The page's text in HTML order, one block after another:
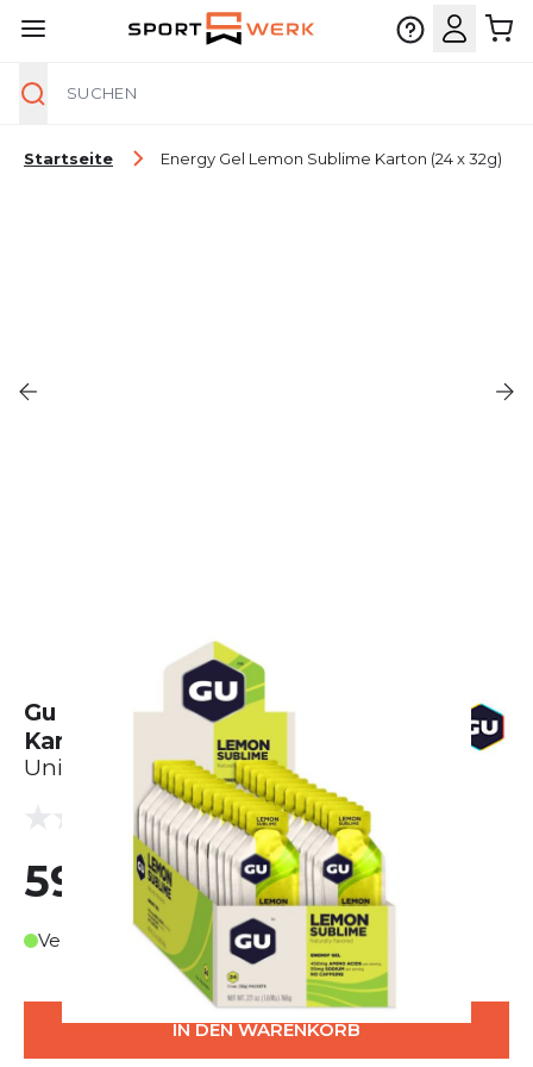
Startseite Energy Gel Lemon Sublime Karton (24 x 32g)
Gu Energy Gel Lemon Sublime
Karton (24 x 32g)
Unisex
0.0 (0 Bewertungen)
59,99 €
Verfügbar in 3-4 Werktagen
IN DEN WARENKORB